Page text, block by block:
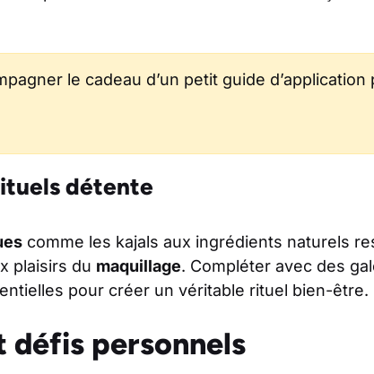
le cadeau d’un petit guide d’application
détente
comme les kajals aux ingrédients naturels
plaisirs du maquillage. Compléter avec des
pour créer un véritable rituel bien-être.
défis personnels